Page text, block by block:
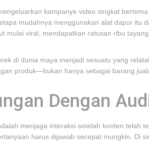
kampanye video singkat
mudahnya menggunakan alat dapur itu
mulai viral, mendapatkan ratusan ribu
di dunia maya menjadi sesuatu yang
produk—bukan hanya sebagai barang
Dengan
menjaga interaksi setelah konten telah
harus dijawab secepat mungkin. Di